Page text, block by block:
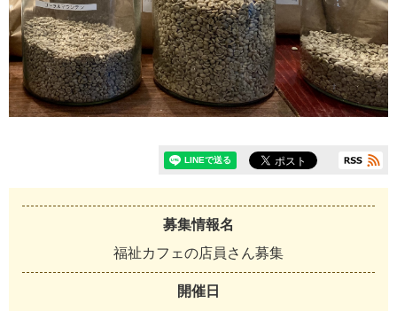
募集情報名
福祉カフェの店員さん募集
開催日